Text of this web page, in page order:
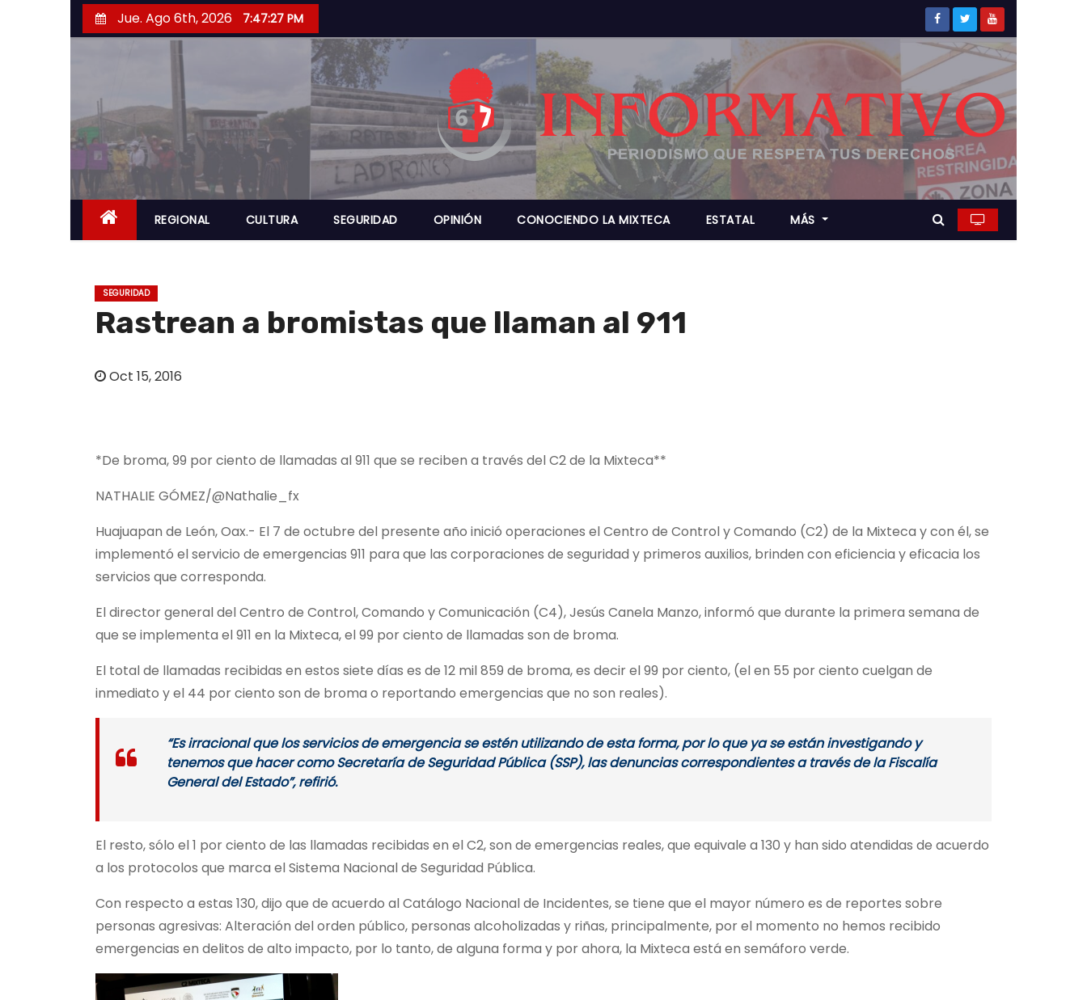
a
r
a
l
n
Jue. Ago 6th, 2026 7:47:28 PM
REGIONAL CULTURA SEGURIDAD OPINIÓN CONOCIENDO LA MIXTECA ESTATAL MÁS
SEGURIDAD
Rastrean a bromistas que llaman al 911
Oct 15, 2016
*De broma, 99 por ciento de llamadas al 911 que se reciben a través del C2 de la Mixteca**
NATHALIE GÓMEZ/@Nathalie_fx
Huajuapan de León, Oax.- El 7 de octubre del presente año inició operaciones el Centro de Control y Comando (C2) de la Mixteca y con él, se
implementó el servicio de emergencias 911 para que las corporaciones de seguridad y primeros auxilios, brinden con eficiencia y eficacia los
servicios que corresponda.
El director general del Centro de Control, Comando y Comunicación (C4), Jesús Canela Manzo, informó que durante la primera semana de
que se implementa el 911 en la Mixteca, el 99 por ciento de llamadas son de broma.
El total de llamadas recibidas en estos siete días es de 12 mil 859 de broma, es decir el 99 por ciento, (el en 55 por ciento cuelgan de
inmediato y el 44 por ciento son de broma o reportando emergencias que no son reales).
“Es irracional que los servicios de emergencia se estén utilizando de esta forma, por lo que ya se están investigando y
tenemos que hacer como Secretaría de Seguridad Pública (SSP), las denuncias correspondientes a través de la Fiscalía
General del Estado”, refirió.
El resto, sólo el 1 por ciento de las llamadas recibidas en el C2, son de emergencias reales, que equivale a 130 y han sido atendidas de acuerdo
a los protocolos que marca el Sistema Nacional de Seguridad Pública.
Con respecto a estas 130, dijo que de acuerdo al Catálogo Nacional de Incidentes, se tiene que el mayor número es de reportes sobre
personas agresivas: Alteración del orden público, personas alcoholizadas y riñas, principalmente, por el momento no hemos recibido
emergencias en delitos de alto impacto, por lo tanto, de alguna forma y por ahora, la Mixteca está en semáforo verde.